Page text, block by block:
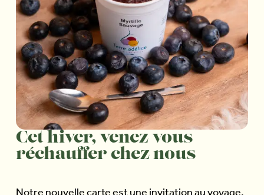
Cet hiver, venez vous
réchauffer chez nous